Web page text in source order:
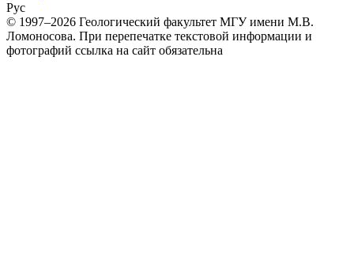
Рус
© 1997–2026 Геологический факультет МГУ имени М.В.
Ломоносова. При перепечатке текстовой информации и
фотографий ссылка на сайт обязательна